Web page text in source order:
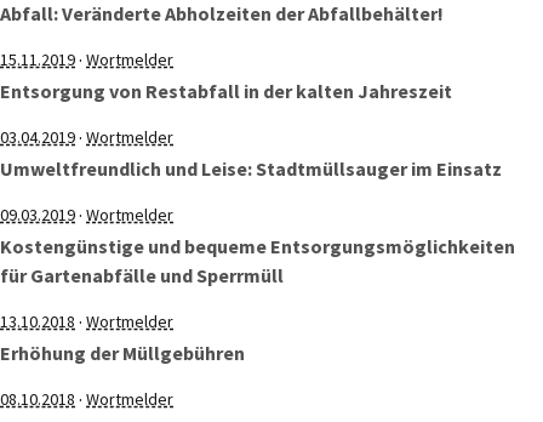
Abfall: Veränderte Abholzeiten der Abfallbehälter!
15.11.2019· Wortmelder
Entsorgung von Restabfall in der kalten Jahreszeit
03.04.2019· Wortmelder
Umweltfreundlich und Leise: Stadtmüllsauger im Einsatz
09.03.2019· Wortmelder
Kostengünstige und bequeme Entsorgungsmöglichkeiten
für Gartenabfälle und Sperrmüll
13.10.2018 · Wortmelder
Erhöhung der Müllgebühren
08.10.2018 · Wortmelder